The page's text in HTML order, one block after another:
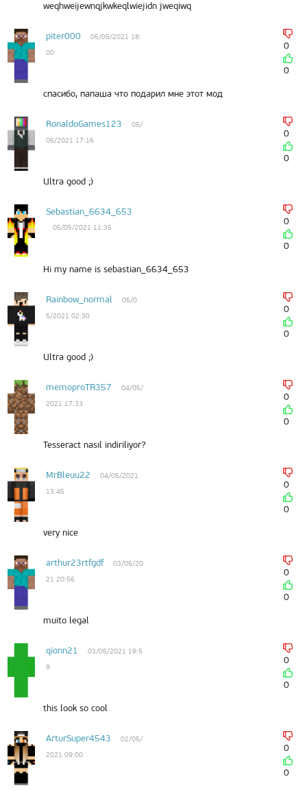
weqhweijewnqjkwkeqlwiejidn jweqiwq
piter000
05/05/2021 18:
00
0
0
спасибо, папаша что подарил мне этот мод
RonaldoGames123
05/
05/2021 17:16
0
0
Ultra good ;)
Sebastian_6634_653
05/05/2021 11:35
0
0
Hi my name is sebastian_6634_653
Rainbow_normal
05/0
5/2021 02:30
0
0
Ultra good ;)
memoproTR357
04/05/
2021 17:33
0
0
Tesseract nasıl indiriliyor?
MrBleuu22
04/05/2021
13:45
0
0
very nice
arthur23rtfgdf
03/05/20
21 20:56
0
0
muito legal
qionn21
03/05/2021 19:5
9
0
0
this look so cool
ArturSuper4543
02/05/
2021 09:00
0
0